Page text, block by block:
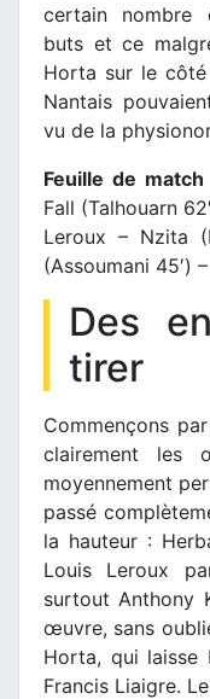
certain nombre
buts et ce
Horta sur le
Nantais
vu de la
Feuille de match
Fall (Talhouarn
Leroux – Nzita
(Assoumani 45′)
Des
tirer
Commençons
clairement les
moyennement
passé
la hauteur :
Louis Leroux
surtout Anthony
œuvre, sans
Horta, qui laisse
Francis Liaigre.